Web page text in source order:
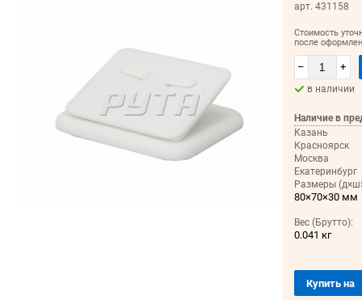
арт. 431158
Стоимость
после
– +
в наличии
Наличие в
Казань
Красноярск
Москва
Екатеринбург
Размеры
80×70×30 мм
Вес (Брутто):
0.041 кг
Купить на